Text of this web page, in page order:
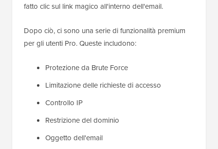
fatto clic sul link magico all'interno dell'email.
Dopo ciò, ci sono una serie di funzionalità premium
per gli utenti Pro. Queste includono:
Protezione da Brute Force
Limitazione delle richieste di accesso
Controllo IP
Restrizione del dominio
Oggetto dell'email